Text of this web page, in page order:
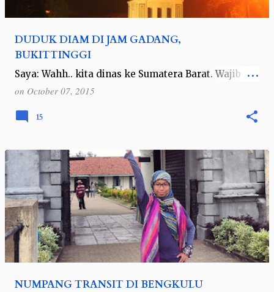
DUDUK DIAM DI JAM GADANG,
BUKITTINGGI
Saya: Wahh.. kita dinas ke Sumatera Barat. Wajib
ambil gambar ikon Sumbar nih. yuks ke Jam
Gadang.. Teman : Jauh Endah.. itu letaknya 4 jam
dari Padang.. Saya: ohh kalau begitu…
on October 07, 2015
15
NUMPANG TRANSIT DI BENGKULU